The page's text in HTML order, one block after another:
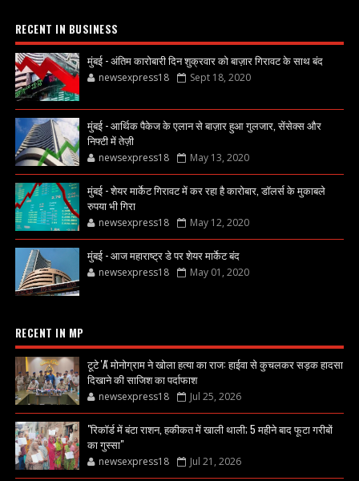
RECENT IN BUSINESS
मुंबई - अंतिम कारोबारी दिन शुक्रवार को बाज़ार गिरावट के साथ बंद
newsexpress18 Sept 18, 2020
मुंबई - आर्थिक पैकेज के एलान से बाज़ार हुआ गुलजार, सेंसेक्स और
निफ्टी में तेज़ी
newsexpress18 May 13, 2020
मुंबई - शेयर मार्केट गिरावट में कर रहा है कारोबार, डॉलर्स के मुकाबले
रुपया भी गिरा
newsexpress18 May 12, 2020
मुंबई - आज महाराष्ट्र डे पर शेयर मार्केट बंद
newsexpress18 May 01, 2020
RECENT IN MP
टूटे 'A' मोनोग्राम ने खोला हत्या का राज: हाईवा से कुचलकर सड़क हादसा
दिखाने की साजिश का पर्दाफाश
newsexpress18 Jul 25, 2026
"रिकॉर्ड में बंटा राशन, हकीकत में खाली थाली; 5 महीने बाद फूटा गरीबों
का गुस्सा"
newsexpress18 Jul 21, 2026